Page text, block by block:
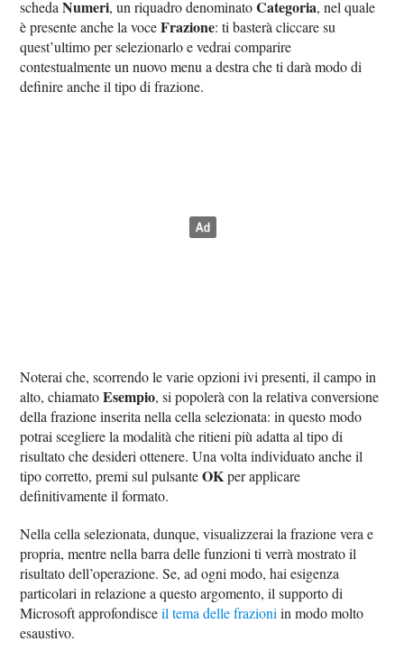
schedaNumeri, un riquadro denominatoCategoria, nel quale
è presente anche la voceFrazione: ti basterà cliccare su
quest’ultimo per selezionarlo e vedrai comparire
contestualmente un nuovo menu a destra che ti darà modo di
definire anche il tipo di frazione.
Noterai che, scorrendo le varie opzioni ivi presenti, il campo in
alto, chiamatoEsempio, si popolerà con la relativa conversione
della frazione inserita nella cella selezionata: in questo modo
potrai scegliere la modalità che ritieni più adatta al tipo di
risultato che desideri ottenere. Una volta individuato anche il
tipo corretto, premi sul pulsanteOKper applicare
definitivamente il formato.
Nella cella selezionata, dunque, visualizzerai la frazione vera e
propria, mentre nella barra delle funzioni ti verrà mostrato il
risultato dell’operazione. Se, ad ogni modo, hai esigenza
particolari in relazione a questo argomento, il supporto di
Microsoft approfondisceil tema delle frazioni in modo molto
esaustivo.